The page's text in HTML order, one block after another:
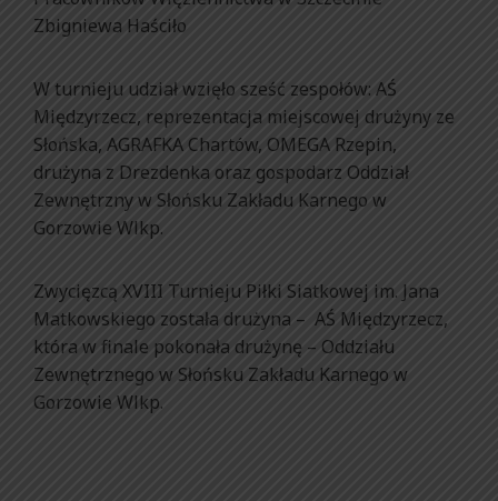
Zbigniewa Haściło
W turnieju udział wzięło sześć zespołów: AŚ
Międzyrzecz, reprezentacja miejscowej drużyny ze
Słońska, AGRAFKA Chartów, OMEGA Rzepin,
drużyna z Drezdenka oraz gospodarz Oddział
Zewnętrzny w Słońsku Zakładu Karnego w
Gorzowie Wlkp.
Zwycięzcą XVIII Turnieju Piłki Siatkowej im. Jana
Matkowskiego została drużyna – AŚ Międzyrzecz,
która w finale pokonała drużynę – Oddziału
Zewnętrznego w Słońsku Zakładu Karnego w
Gorzowie Wlkp.